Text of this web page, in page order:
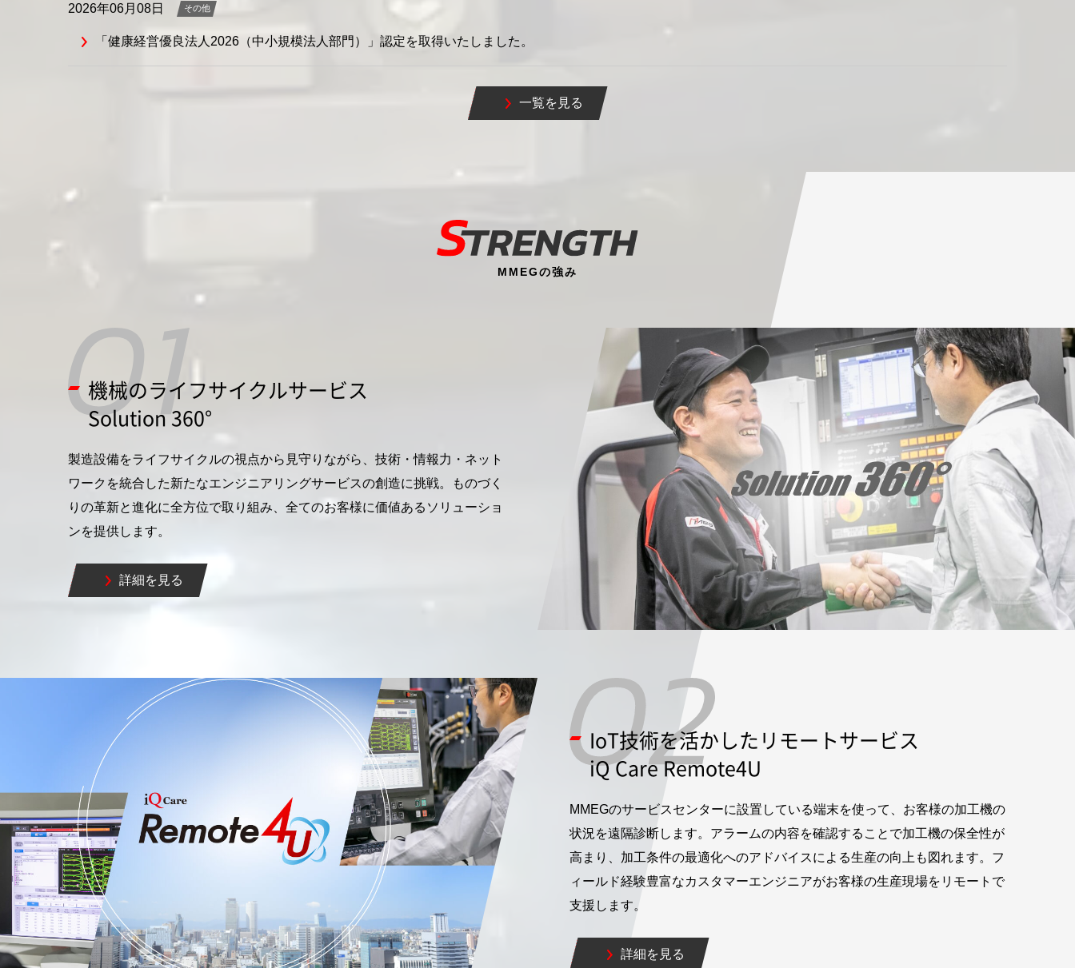
2026年06月08日 その他
「健康経営優良法人2026（中小規模法人部門）」認定を取得いたしました。
一覧を見る
MMEGの強み
機械のライフサイクルサービス
Solution 360°
製造設備をライフサイクルの視点から見守りながら、技術・情報力・ネット
ワークを統合した新たなエンジニアリングサービスの創造に挑戦。ものづく
りの革新と進化に全方位で取り組み、全てのお客様に価値あるソリューショ
ンを提供します。
詳細を見る
IoT技術を活かしたリモートサービス
iQ Care Remote4U
MMEGのサービスセンターに設置している端末を使って、お客様の加工機の
状況を遠隔診断します。アラームの内容を確認することで加工機の保全性が
高まり、加工条件の最適化へのアドバイスによる生産の向上も図れます。フ
ィールド経験豊富なカスタマーエンジニアがお客様の生産現場をリモートで
支援します。
詳細を見る